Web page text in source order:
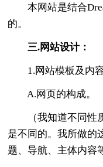
本网站是结合
的。
三.网站设计：
1.网站模板及内
A.网页的构成。
（我知道不同性质
是不同的。我所做的
题、导航、主体内容